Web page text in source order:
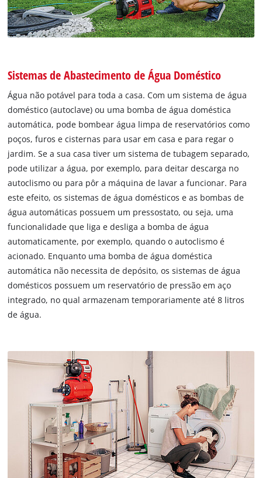
Sistemas de Abastecimento de Água Doméstico
Água não potável para toda a casa. Com um sistema de água
doméstico (autoclave) ou uma bomba de água doméstica
automática, pode bombear água limpa de reservatórios como
poços, furos e cisternas para usar em casa e para regar o
jardim. Se a sua casa tiver um sistema de tubagem separado,
pode utilizar a água, por exemplo, para deitar descarga no
autoclismo ou para pôr a máquina de lavar a funcionar. Para
este efeito, os sistemas de água domésticos e as bombas de
água automáticas possuem um pressostato, ou seja, uma
funcionalidade que liga e desliga a bomba de água
automaticamente, por exemplo, quando o autoclismo é
acionado. Enquanto uma bomba de água doméstica
automática não necessita de depósito, os sistemas de água
domésticos possuem um reservatório de pressão em aço
integrado, no qual armazenam temporariamente até 8 litros
de água.